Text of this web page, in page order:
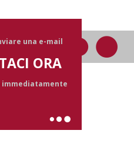
una e-mail
ORA
immediatamente